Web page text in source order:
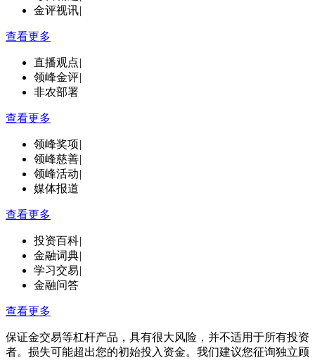
金评视讯|
查看更多
直播观点|
领峰金评|
非农部署
查看更多
领峰奖项|
领峰慈善|
领峰活动|
媒体报道
查看更多
投资百科|
金融词典|
学习交易|
金融问答
查看更多
保证金交易等杠杆产品，具有很大风险，并不适用于所有投资
者。损失可能超出您的初始投入资金。我们建议您征询独立顾